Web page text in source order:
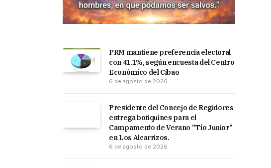
PRM mantiene preferencia electoral
con 41.1%, según encuesta del Centro
Económico del Cibao
6 de agosto de 2026
Presidente del Concejo de Regidores
entrega botiquines para el
Campamento de Verano "Tío Junior"
en Los Alcarrizos.
6 de agosto de 2026